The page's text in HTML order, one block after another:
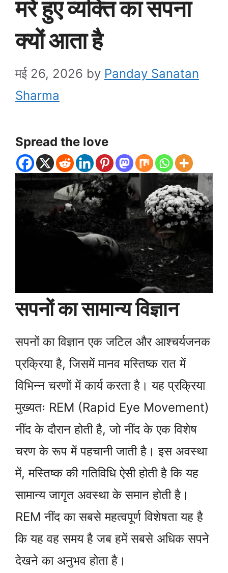
मरे हुए व्यक्ति का सपना
क्यों आता है
मई 26, 2026 by Panday Sanatan
Sharma
Spread the love
सपनों का सामान्य विज्ञान
सपनों का विज्ञान एक जटिल और आश्चर्यजनक
प्रक्रिया है, जिसमें मानव मस्तिष्क रात में
विभिन्न चरणों में कार्य करता है। यह प्रक्रिया
मुख्यतः REM (Rapid Eye Movement)
नींद के दौरान होती है, जो नींद के एक विशेष
चरण के रूप में पहचानी जाती है। इस अवस्था
में, मस्तिष्क की गतिविधि ऐसी होती है कि यह
सामान्य जागृत अवस्था के समान होती है।
REM नींद का सबसे महत्वपूर्ण विशेषता यह है
कि यह वह समय है जब हमें सबसे अधिक सपने
देखने का अनुभव होता है।